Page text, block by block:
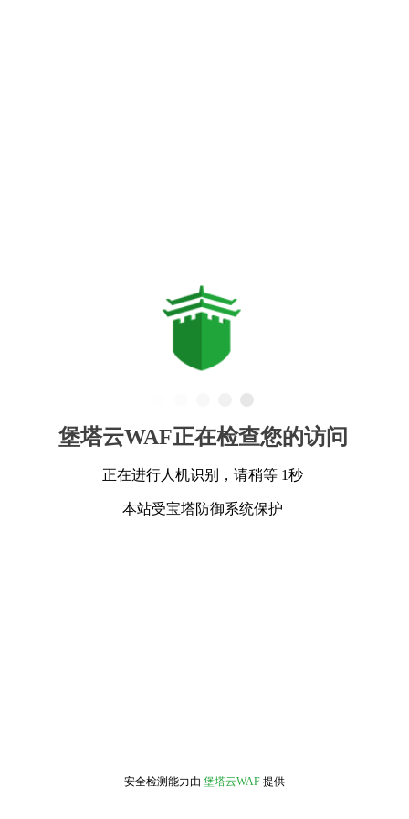
堡塔云WAF正在检查您的访问
正在进行人机识别，请稍等 1秒
本站受宝塔防御系统保护
安全检测能力由 堡塔云WAF 提供